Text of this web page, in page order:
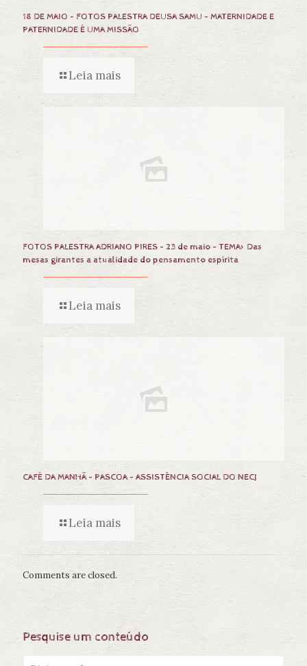
18 DE MAIO – FOTOS PALESTRA DEUSA SAMU – MATERNIDADE E
PATERNIDADE É UMA MISSÃO
Leia mais
FOTOS PALESTRA ADRIANO PIRES – 23 de maio – TEMA> Das
mesas girantes a atualidade do pensamento espírita
Leia mais
CAFÉ DA MANHÃ – PASCOA – ASSISTÊNCIA SOCIAL DO NECJ
Leia mais
Comments are closed.
Pesquise um conteúdo